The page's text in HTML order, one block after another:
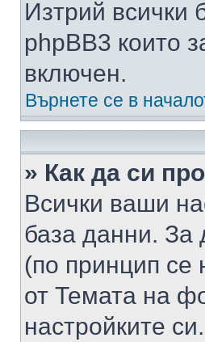
Изтрий всички
phpBB3 които
включен.
Върнете се в
» Как да си
Всички ваши
база данни. За
(по принцип се
от Темата на
настройките си.